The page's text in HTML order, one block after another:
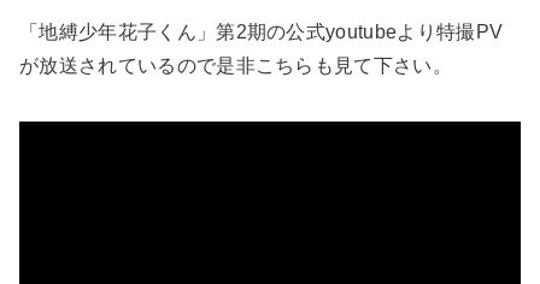
「地縛少年花子くん」第2期の公式youtubeより特撮PV
が放送されているので是非こちらも見て下さい。